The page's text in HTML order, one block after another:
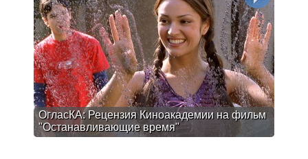
ОгласКА: Рецензия Киноакадемии на фильм
"Останавливающие время"